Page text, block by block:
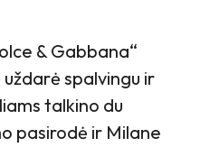
& Gabbana“
spalvingu ir
talkino du
pasirodė ir Milane